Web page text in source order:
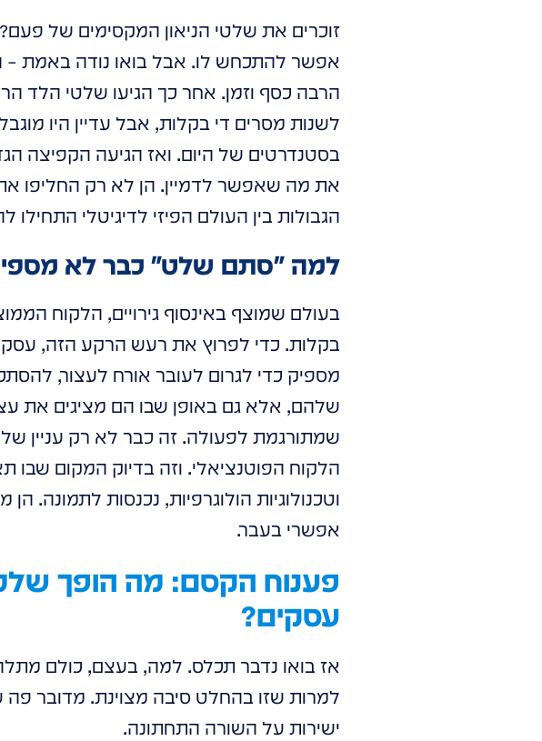
זוכרים את שלטי הניאון המקסימים של
אפשר להתכחש לו. אבל בואו נודה באמת –
הרבה כסף וזמן. אחר כך הגיעו שלטי הלד
לשנות מסרים די בקלות, אבל עדיין היו
בסטנדרטים של היום. ואז הגיעה הקפיצה
את מה שאפשר לדמיין. הן לא רק החליפו
הגבולות בין העולם הפיזי לדיגיטלי
למה "סתם שלט" כבר לא
בעולם שמוצף באינסוף גירויים, הלקוח
בקלות. כדי לפרוץ את רעש הרקע הזה, עסק
מספיק כדי לגרום לעובר אורח לעצור,
שלהם, אלא גם באופן שבו הם מציגים את
שמתורגמת לפעולה. זה כבר לא רק עניין
הלקוח הפוטנציאלי. וזה בדיוק המקום
וטכנולוגיות הולוגרפיות, נכנסות לתמונה.
אפשרי בעבר.
פענוח הקסם: מה הופך
עסקים?
אז בואו נדבר תכלס. למה, בעצם, כולם
למרות שזו בהחלט סיבה מצוינת. מדובר
ישירות על השורה התחתונה.